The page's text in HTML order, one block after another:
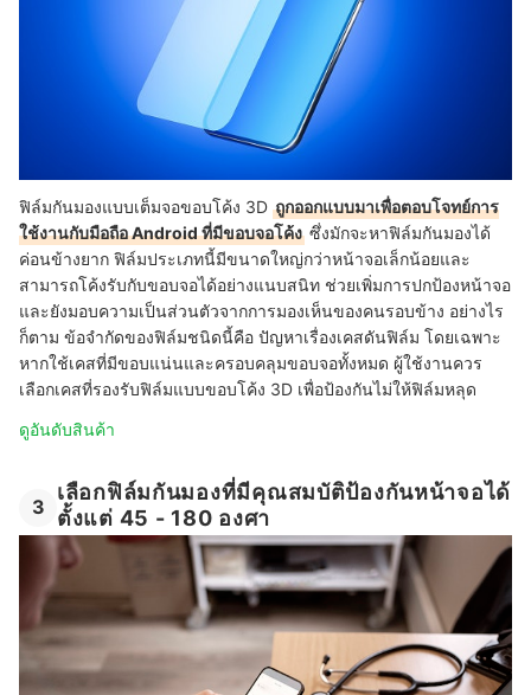
ฟิล์มกันมองแบบเต็มจอขอบโค้ง 3D ถูกออกแบบมาเพื่อตอบโจทย์การ
ใช้งานกับมือถือ Android ที่มีขอบจอโค้ง ซึ่งมักจะหาฟิล์มกันมองได้
ค่อนข้างยาก ฟิล์มประเภทนี้มีขนาดใหญ่กว่าหน้าจอเล็กน้อยและ
สามารถโค้งรับกับขอบจอได้อย่างแนบสนิท ช่วยเพิ่มการปกป้องหน้าจอ
และยังมอบความเป็นส่วนตัวจากการมองเห็นของคนรอบข้าง อย่างไร
ก็ตาม ข้อจำกัดของฟิล์มชนิดนี้คือ ปัญหาเรื่องเคสดันฟิล์ม โดยเฉพาะ
หากใช้เคสที่มีขอบแน่นและครอบคลุมขอบจอทั้งหมด ผู้ใช้งานควร
เลือกเคสที่รองรับฟิล์มแบบขอบโค้ง 3D เพื่อป้องกันไม่ให้ฟิล์มหลุด
ดูอันดับสินค้า
3
เลือกฟิล์มกันมองที่มีคุณสมบัติป้องกันหน้าจอได้
ตั้งแต่ 45 - 180 องศา